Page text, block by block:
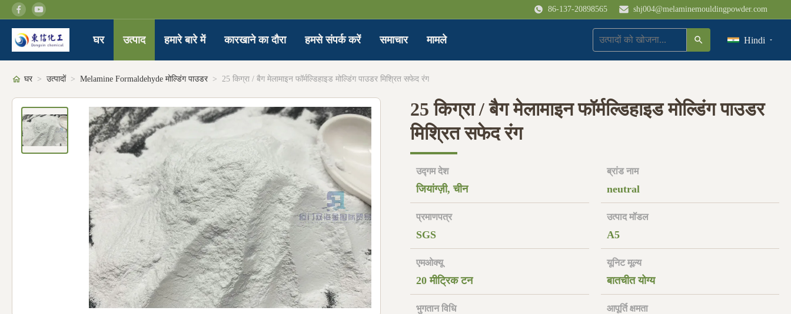
86-137-20898565 shj004@melaminemouldingpowder.com
घर उत्पाद हमारे बारे में कारखाने का दौरा हमसे संपर्क करें समाचार मामले Hindi
घर > उत्पादों > Melamine Formaldehyde मोल्डिंग पाउडर > 25 किग्रा / बैग मेलामाइन फॉर्मल्डिहाइड मोल्डिंग पाउडर मिश्रित सफेद रंग
25 किग्रा / बैग मेलामाइन फॉर्मल्डिहाइड मोल्डिंग पाउडर
मिश्रित सफेद रंग
उद्गम देश
जियांग्ज़ी, चीन
ब्रांड नाम
neutral
प्रमाणपत्र
SGS
उत्पाद मॉडल
A5
एमओक्यू
20 मीट्रिक टन
यूनिट मूल्य
बातचीत योग्य
भुगतान विधि आपूर्ति क्षमता